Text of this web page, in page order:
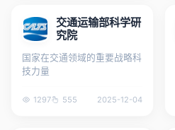
交通运输部科学研
究院
国家在交通领域的重要战略科
技力量
1297 555 2025-12-04